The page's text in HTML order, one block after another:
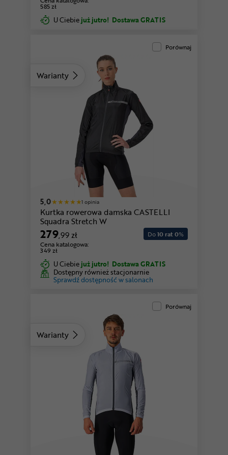
585 zł
U Ciebie już jutro! Dostawa GRATIS
Warianty
Porównaj
5,0 1 opinia
Kurtka rowerowa damska CASTELLI
Squadra Stretch W
279,99 zł
Cena katalogowa:
349 zł
Do10 rat 0%
U Ciebie już jutro! Dostawa GRATIS
Dostępny również stacjonarnie
Sprawdź dostępność w salonach
Warianty
Porównaj